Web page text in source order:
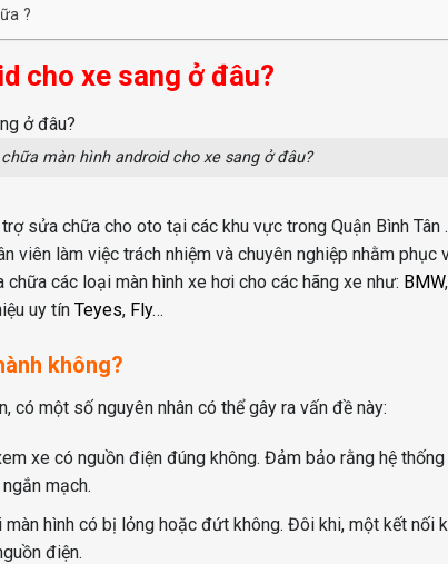
?
cho xe sang ở đâu?
màn hình android cho xe sang ở đâu?
sửa chữa cho oto tại các khu vực trong Quận Bình
viên làm việc trách nhiệm và chuyên nghiệp nhằm phục
các loại màn hình xe hơi cho các hãng xe như: BMW,
uy tín Teyes, Fly…
không?
có một số nguyên nhân có thể gây ra vấn đề này:
xe có nguồn điện đúng không. Đảm bảo rằng hệ
mạch.
hình có bị lỏng hoặc đứt không. Đôi khi, một kết nối
điện.